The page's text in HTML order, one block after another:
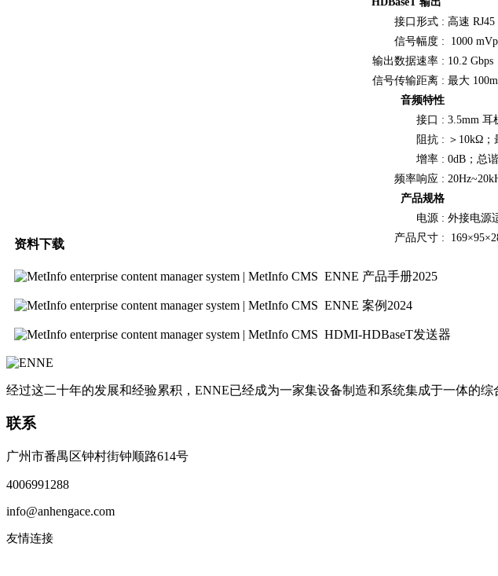
接口形式 : 高速 RJ45
信号幅度 : 1000
输出数据速率 : 10.2 Gbps
信号传输距离 : 最大
音频特性
接口 : 3.5mm 耳
阻抗 : ＞10kΩ；
增率 : 0dB；总
频率响应 :
产品规格
电源 : 外接电源
产品尺寸 :
资料下载
ENNE 产品手册2025
ENNE 案例2024
HDMI-HDBaseT发送器
经过这二十年的发展和经验累积，ENNE已经成为一家集设备制造和系统集成于一体的
联系
广州市番禺区钟村街钟顺路614号
4006991288
info@anhengace.com
友情连接